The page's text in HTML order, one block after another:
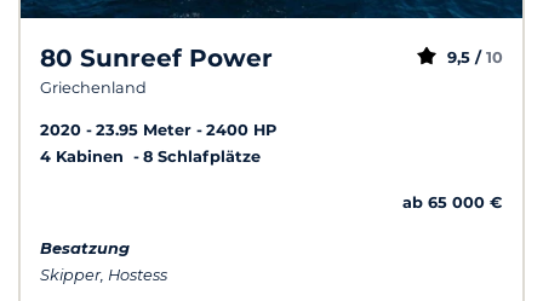
80 Sunreef Power
Griechenland
9,5 / 10
2020 23.95 Meter
2400 HP
4 Kabinen
8 Schlafplätze
ab 65 000 €
Besatzung
Skipper, Hostess